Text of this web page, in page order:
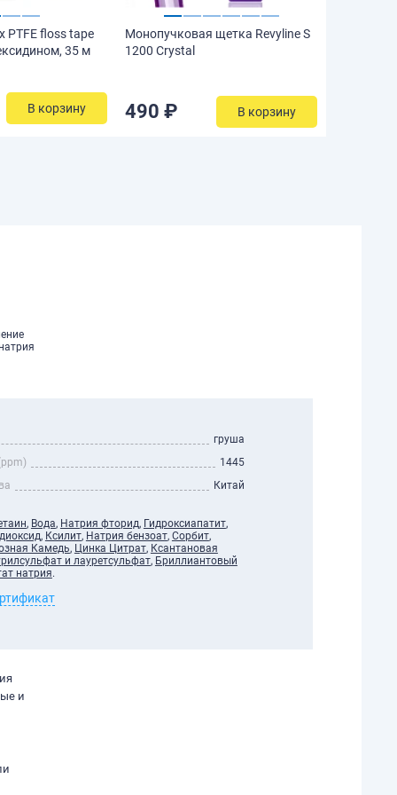
PTFE floss tape
35 м
В корзину
Монопучковая щетка Revyline S
1200 Crystal
490 ₽ В корзину
груша
1445
Китай
, Вода, Натрия фторид, Гидроксиапатит,
, Ксилит, Натрия бензоат, Сорбит,
Камедь, Цинка Цитрат, Ксантановая
и лауретсульфат, Бриллиантовый
натрия.
и